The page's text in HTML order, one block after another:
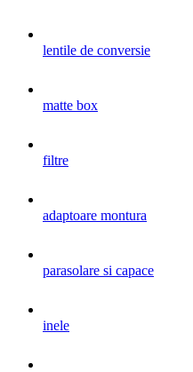
lentile de conversie
matte box
filtre
adaptoare montura
parasolare si capace
inele